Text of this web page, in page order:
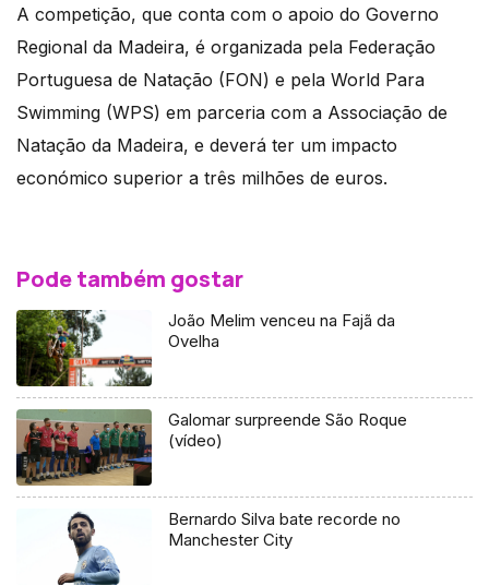
A competição, que conta com o apoio do Governo
Regional da Madeira, é organizada pela Federação
Portuguesa de Natação (FON) e pela World Para
Swimming (WPS) em parceria com a Associação de
Natação da Madeira, e deverá ter um impacto
económico superior a três milhões de euros.
Pode também gostar
João Melim venceu na Fajã da
Ovelha
Galomar surpreende São Roque
(vídeo)
Bernardo Silva bate recorde no
Manchester City